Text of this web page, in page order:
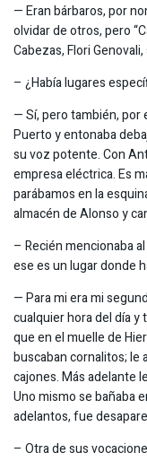
— Eran bárbaros, por
olvidar de otros, pero
Cabezas, Flori
– ¿Había lugares
— Sí, pero también, por
Puerto y entonaba
su voz potente. Con
empresa eléctrica. Es
parábamos en la
almacén de Alonso y
– Recién mencionaba
ese es un lugar donde
— Para mi era mi
cualquier hora del día y
que en el muelle de
buscaban cornalitos; le
cajones. Más adelante
Uno mismo se bañaba
adelantos, fue
– Otra de sus